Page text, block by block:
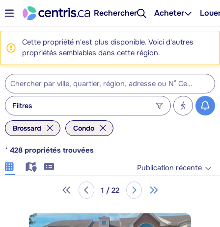
Rechercher Acheter
Cette propriété n'est plus disponible. Voici d'autres
propriétés semblables dans cette région.
Filtres
Brossard Condo
* 428 propriétés trouvées
Publication récente
1 / 22